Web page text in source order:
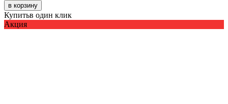
в корзину
Купитьв один клик
Акция